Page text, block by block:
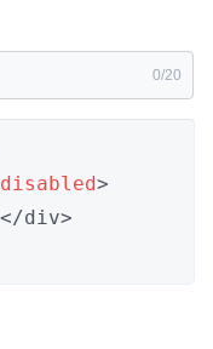
0/20
disabled>